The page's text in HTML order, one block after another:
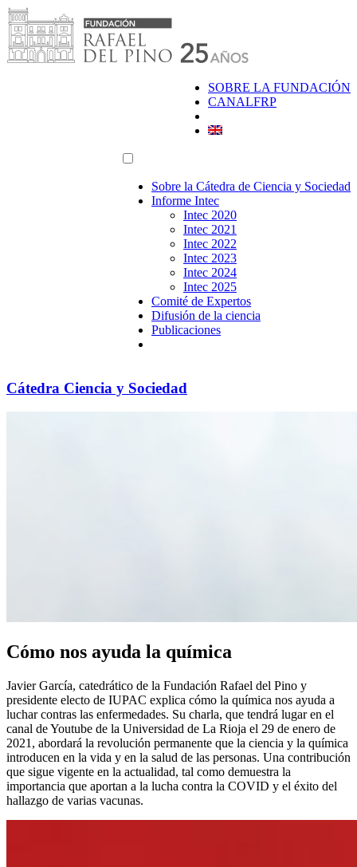
Saltar
al
contenido
SOBRE LA FUNDACIÓN
CANALFRP
Sobre la Cátedra de Ciencia y Sociedad
Informe Intec
Intec 2020
Intec 2021
Intec 2022
Intec 2023
Intec 2024
Intec 2025
Comité de Expertos
Difusión de la ciencia
Publicaciones
Cátedra Ciencia y Sociedad
Cómo nos ayuda la química
Javier García, catedrático de la Fundación Rafael del Pino y
presidente electo de IUPAC explica cómo la química nos ayuda a
luchar contras las enfermedades. Su charla, que tendrá lugar en el
canal de Youtube de la Universidad de La Rioja el 29 de enero de
2021, abordará la revolución permanente que la ciencia y la química
introducen en la vida y en la salud de las personas. Una contribución
que sigue vigente en la actualidad, tal como demuestra la
importancia que aportan a la lucha contra la COVID y el éxito del
hallazgo de varias vacunas.